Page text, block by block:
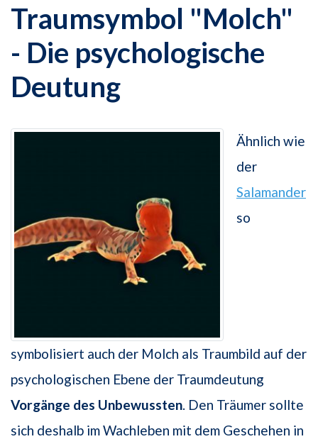
Traumsymbol "Molch"
- Die psychologische
Deutung
Ähnlich wie
der
Salamander
so
symbolisiert auch der Molch als Traumbild auf der
psychologischen Ebene der Traumdeutung
Vorgänge des Unbewussten . Den Träumer sollte
sich deshalb im Wachleben mit dem Geschehen in